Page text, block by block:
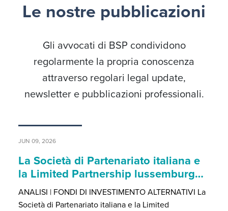
Le nostre pubblicazioni
Gli avvocati di BSP condividono
regolarmente la propria conoscenza
attraverso regolari legal update,
newsletter e pubblicazioni professionali.
JUN 09, 2026
La Società di Partenariato italiana e
la Limited Partnership lussemburg…
ANALISI | FONDI DI INVESTIMENTO ALTERNATIVI La
Società di Partenariato italiana e la Limited